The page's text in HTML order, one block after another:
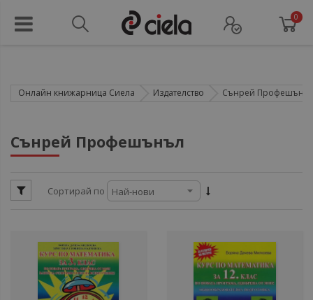
0
Онлайн книжарница Сиела Издателство Сънрей
Сънрей Профешънъл
Сортирай по